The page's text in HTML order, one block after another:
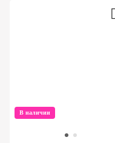
В наличии